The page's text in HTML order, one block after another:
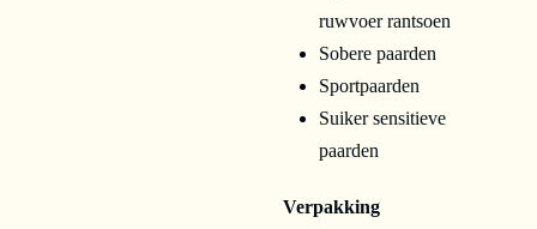
ruwvoer rantsoen
Sobere paarden
Sportpaarden
Suiker sensitieve
paarden
Verpakking